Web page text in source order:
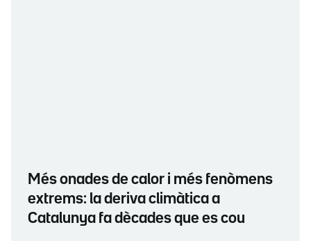
Més onades de calor i més fenòmens
extrems: la deriva climàtica a
Catalunya fa dècades que es cou